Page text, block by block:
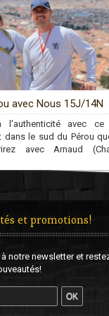
Mars Autotour 14J/
en liberté en voiture
francophone. Les
étant particulières au
aux sites que vous
et promotions!
notre newsletter et